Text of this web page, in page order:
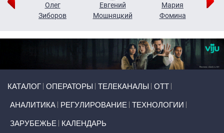
Олег
Зиборов
Евгений
Мошняцкий
Мария
Фомина
КАТАЛОГ ОПЕРАТОРЫ ТЕЛЕКАНАЛЫ ОТТ
АНАЛИТИКА РЕГУЛИРОВАНИЕ ТЕХНОЛОГИИ
ЗАРУБЕЖЬЕ КАЛЕНДАРЬ